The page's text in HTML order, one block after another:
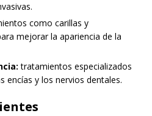
como carillas y
mejorar la apariencia de la
tratamientos especializados
encías y los nervios dentales.